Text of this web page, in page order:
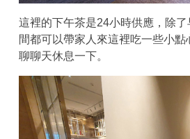
這裡的下午茶是24小時供應，除
間都可以帶家人來這裡吃一些小
聊聊天休息一下。